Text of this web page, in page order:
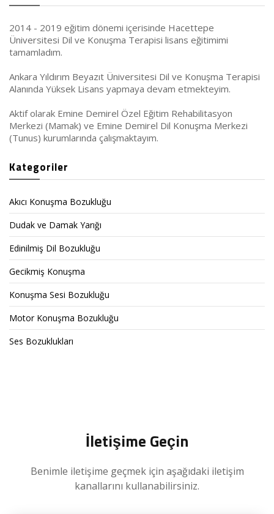
2014 - 2019 eğitim dönemi içerisinde Hacettepe
Üniversitesi Dil ve Konuşma Terapisi lisans eğitimimi
tamamladım.
Ankara Yıldırım Beyazıt Üniversitesi Dil ve Konuşma Terapisi
Alanında Yüksek Lisans yapmaya devam etmekteyim.
Aktif olarak Emine Demirel Özel Eğitim Rehabilitasyon
Merkezi (Mamak) ve Emine Demirel Dil Konuşma Merkezi
(Tunus) kurumlarında çalışmaktayım.
Kategoriler
Akıcı Konuşma Bozukluğu
Dudak ve Damak Yarığı
Edinilmiş Dil Bozukluğu
Gecikmiş Konuşma
Konuşma Sesi Bozukluğu
Motor Konuşma Bozukluğu
Ses Bozuklukları
İletişime Geçin
Benimle iletişime geçmek için aşağıdaki iletişim
kanallarını kullanabilirsiniz.